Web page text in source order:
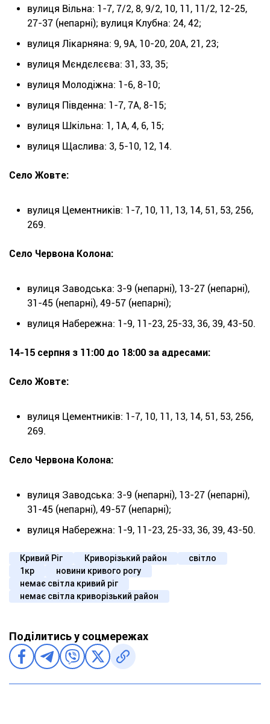
вулиця Вільна: 1-7, 7/2, 8, 9/2, 10, 11, 11/2, 12-25,
27-37 (непарні); вулиця Клубна: 24, 42;
вулиця Лікарняна: 9, 9А, 10-20, 20А, 21, 23;
вулиця Мєндєлєєва: 31, 33, 35;
вулиця Молодіжна: 1-6, 8-10;
вулиця Південна: 1-7, 7А, 8-15;
вулиця Шкільна: 1, 1А, 4, 6, 15;
вулиця Щаслива: 3, 5-10, 12, 14.
Село Жовте:
вулиця Цементників: 1-7, 10, 11, 13, 14, 51, 53, 256,
269.
Село Червона Колона:
вулиця Заводська: 3-9 (непарні), 13-27 (непарні),
31-45 (непарні), 49-57 (непарні);
вулиця Набережна: 1-9, 11-23, 25-33, 36, 39, 43-50.
14-15 серпня з 11:00 до 18:00 за адресами:
Село Жовте:
вулиця Цементників: 1-7, 10, 11, 13, 14, 51, 53, 256,
269.
Село Червона Колона:
вулиця Заводська: 3-9 (непарні), 13-27 (непарні),
31-45 (непарні), 49-57 (непарні);
вулиця Набережна: 1-9, 11-23, 25-33, 36, 39, 43-50.
Кривий Ріг Криворізький район
світло
1кр
новини кривого рогу
немає світла кривий ріг
немає світла криворізький район
Поділитись у соцмережах